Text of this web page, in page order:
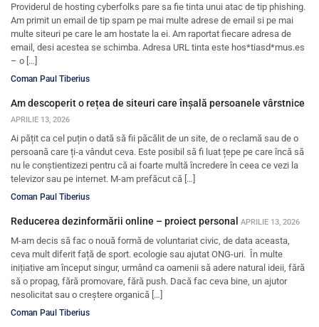
Providerul de hosting cyberfolks pare sa fie tinta unui atac de tip phishing.
Am primit un email de tip spam pe mai multe adrese de email si pe mai
multe siteuri pe care le am hostate la ei. Am raportat fiecare adresa de
email, desi acestea se schimba. Adresa URL tinta este hos*tiasd*mus.es
– o […]
Coman Paul Tiberius
Am descoperit o rețea de siteuri care înșală persoanele vârstnice
APRILIE 13, 2026
Ai pățit ca cel puțin o dată să fii păcălit de un site, de o reclamă sau de o
persoană care ți-a vândut ceva. Este posibil să fi luat țepe pe care încă să
nu le conștientizezi pentru că ai foarte multă încredere în ceea ce vezi la
televizor sau pe internet. M-am prefăcut că […]
Coman Paul Tiberius
Reducerea dezinformării online – proiect personal APRILIE 13, 2026
M-am decis să fac o nouă formă de voluntariat civic, de data aceasta,
ceva mult diferit față de sport. ecologie sau ajutat ONG-uri. În multe
inițiative am început singur, urmând ca oamenii să adere natural ideii, fără
să o propag, fără promovare, fără push. Dacă fac ceva bine, un ajutor
nesolicitat sau o creștere organică […]
Coman Paul Tiberius